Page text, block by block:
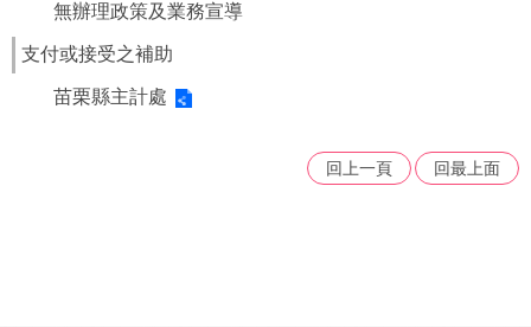
無辦理政策及業務宣導
支付或接受之補助
苗栗縣主計處
回上一頁 回最上面